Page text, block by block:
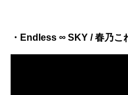
・Endless ∞ SKY / 春乃こ